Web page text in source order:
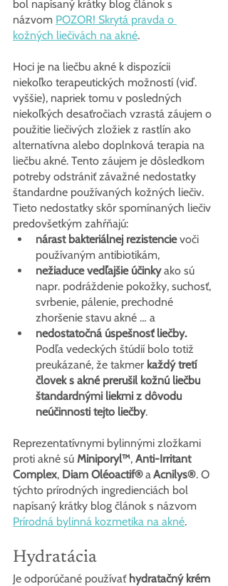
bol napísaný krátky blog článok s
názvom POZOR! Skrytá pravda o
kožných liečivách na akné.
Hoci je na liečbu akné k dispozícii
niekoľko terapeutických možností (viď.
vyššie), napriek tomu v posledných
niekoľkých desaťročiach vzrastá záujem o
použitie liečivých zložiek z rastlín ako
alternatívna alebo doplnková terapia na
liečbu akné. Tento záujem je dôsledkom
potreby odstrániť závažné nedostatky
štandardne používaných kožných liečiv.
Tieto nedostatky skôr spomínaných liečiv
predovšetkým zahŕňajú:
nárast bakteriálnej rezistencie voči
používaným antibiotikám,
nežiaduce vedľajšie účinky ako sú
napr. podráždenie pokožky, suchosť,
svrbenie, pálenie, prechodné
zhoršenie stavu akné … a
nedostatočná úspešnosť liečby.
Podľa vedeckých štúdií bolo totiž
preukázané, že takmer každý tretí
človek s akné prerušil kožnú liečbu
štandardnými liekmi z dôvodu
neúčinnosti tejto liečby.
Reprezentatívnymi bylinnými zložkami
proti akné sú Miniporyl™, Anti-Irritant
Complex, Diam Oléoactif®aAcnilys®. O
týchto prírodných ingredienciách bol
napísaný krátky blog článok s názvom
Prírodná bylinná kozmetika na akné.
Hydratácia
Je odporúčané používať hydratačný krém